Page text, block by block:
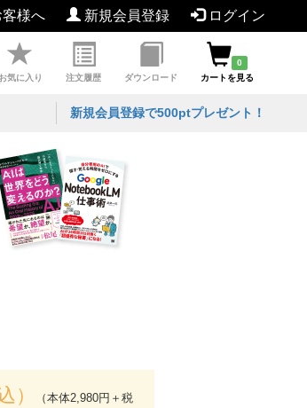
様へ 新規会員登録 ログイン
お気に入り 注文履歴 ダウンロード
0
カートを見る
新規会員登録で500ptプレゼント！
）
（本体2,980円＋税